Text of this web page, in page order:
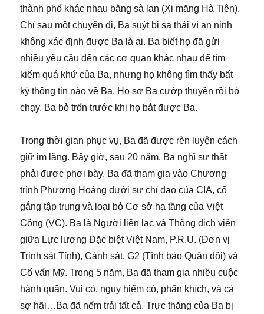
thành phố khác nhau bằng sà lan (Xi măng Hà Tiên).
Chỉ sau một chuyến đi, Ba suýt bị sa thải vì an ninh
không xác định được Ba là ai. Ba biết họ đã gửi
nhiều yêu cầu đến các cơ quan khác nhau để tìm
kiếm quá khứ của Ba, nhưng họ không tìm thấy bất
kỳ thông tin nào về Ba. Họ sợ Ba cướp thuyền rồi bỏ
chạy. Ba bỏ trốn trước khi họ bắt được Ba.
Trong thời gian phục vụ, Ba đã được rèn luyện cách
giữ im lặng. Bây giờ, sau 20 năm, Ba nghĩ sự thật
phải được phơi bày. Ba đã tham gia vào Chương
trình Phượng Hoàng dưới sự chỉ đạo của CIA, cố
gắng tập trung và loại bỏ Cơ sở hạ tầng của Việt
Cộng (VC). Ba là Người liên lạc và Thông dịch viên
giữa Lực lượng Đặc biệt Việt Nam, P.R.U. (Đơn vị
Trinh sát Tỉnh), Cảnh sát, G2 (Tình báo Quân đội) và
Cố vấn Mỹ. Trong 5 năm, Ba đã tham gia nhiều cuộc
hành quân. Vui có, nguy hiểm có, phấn khích, và cả
sợ hãi…Ba đã nếm trải tất cả. Trực thăng của Ba bị